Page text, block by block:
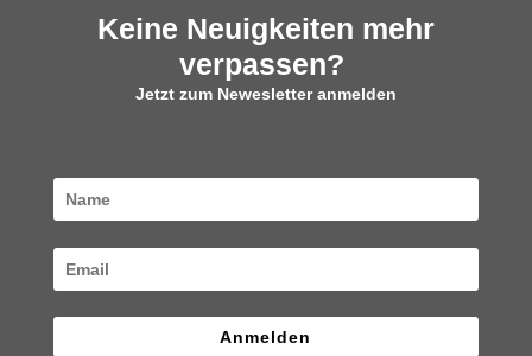
Keine Neuigkeiten mehr
verpassen?
Jetzt zum Newesletter anmelden
Anmelden